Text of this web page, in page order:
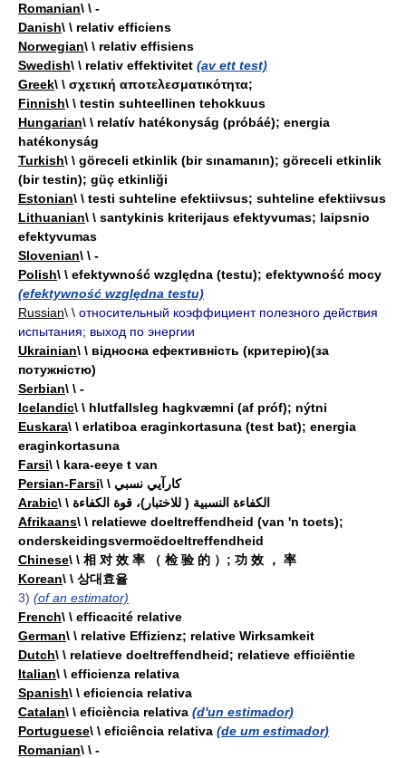
Romanian\ \ -
Danish\ \ relativ efficiens
Norwegian\ \ relativ effisiens
Swedish\ \ relativ effektivitet (av ett test)
Greek\ \ σχετική αποτελεσματικότητα;
Finnish\ \ testin suhteellinen tehokkuus
Hungarian\ \ relatív hatékonyság (próbáé); energia
hatékonyság
Turkish\ \ göreceli etkinlik (bir sınamanın); göreceli etkinlik
(bir testin); güç etkinliği
Estonian\ \ testi suhteline efektiivsus; suhteline efektiivsus
Lithuanian\ \ santykinis kriterijaus efektyvumas; laipsnio
efektyvumas
Slovenian\ \ -
Polish\ \ efektywność względna (testu); efektywność mocy
(efektywność względna testu)
Russian\ \ относительный коэффициент полезного действия
испытания; выход по энергии
Ukrainian\ \ відносна ефективність (критерію)(за
потужністю)
Serbian\ \ -
Icelandic\ \ hlutfallsleg hagkvæmni (af próf); nýtni
Euskara\ \ erlatiboa eraginkortasuna (test bat); energia
eraginkortasuna
Farsi\ \ kara-eeye t van
Persian-Farsi
\ \ کارآيي نسبي
Arabic
\ \ الكفاءة النسبية ( للاختبار)، قوة الكفاءة
Afrikaans\ \ relatiewe doeltreffendheid (van 'n toets);
onderskeidingsvermoëdoeltreffendheid
Chinese\ \ 相 对 效 率 （ 检 验 的 ）; 功 效 ， 率
Korean\ \ 상대효율
3) (of an estimator)
French\ \ efficacité relative
German\ \ relative Effizienz; relative Wirksamkeit
Dutch\ \ relatieve doeltreffendheid; relatieve efficiëntie
Italian\ \ efficienza relativa
Spanish\ \ eficiencia relativa
Catalan\ \ eficiència relativa (d'un estimador)
Portuguese\ \ eficiência relativa (de um estimador)
Romanian\ \ -